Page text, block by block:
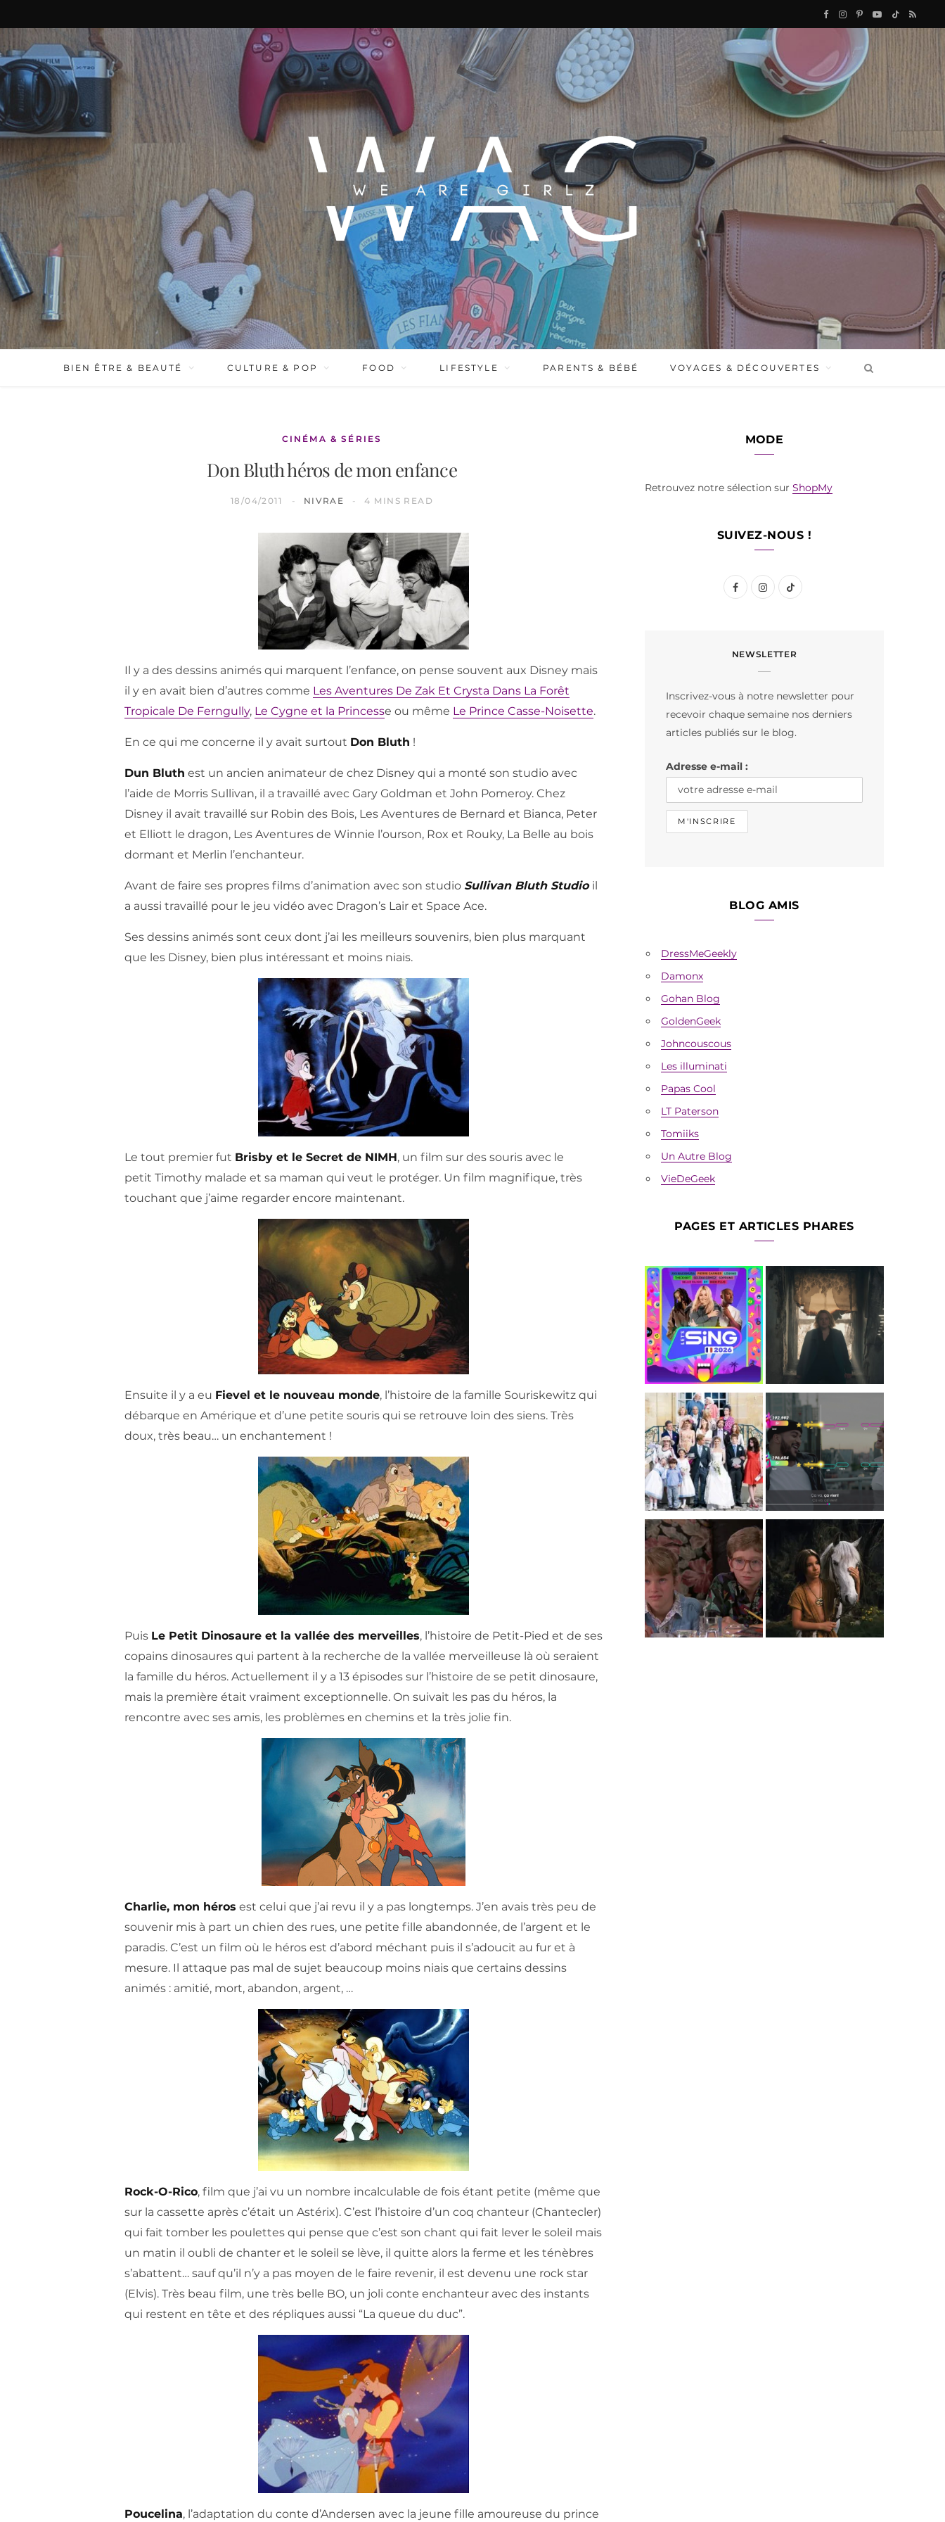
F
c
o
k
I
s
g
a
P
r
Y
b
e
T
k
R
BIEN ÊTRE & BEAUTÉ CULTURE & POP FOOD LIFESTYLE PARENTS & BÉBÉ VOYAGES & DÉCOUVERTES
CINÉMA & SÉRIES
Don Bluth héros de mon enfance
18/04/2011 NIVRAE 4 MINS READ
Il y a des dessins animés qui marquent l’enfance, on pense souvent aux Disney mais
il y en avait bien d’autres comme Les Aventures De Zak Et Crysta Dans La Forêt
Tropicale De Ferngully, Le Cygne et la Princesse ou même Le Prince Casse-Noisette.
En ce qui me concerne il y avait surtout Don Bluth !
Dun Bluth est un ancien animateur de chez Disney qui a monté son studio avec
l’aide de Morris Sullivan, il a travaillé avec Gary Goldman et John Pomeroy. Chez
Disney il avait travaillé sur Robin des Bois, Les Aventures de Bernard et Bianca, Peter
et Elliott le dragon, Les Aventures de Winnie l’ourson, Rox et Rouky, La Belle au bois
dormant et Merlin l’enchanteur.
Avant de faire ses propres films d’animation avec son studio Sullivan Bluth Studio il
a aussi travaillé pour le jeu vidéo avec Dragon’s Lair et Space Ace.
Ses dessins animés sont ceux dont j’ai les meilleurs souvenirs, bien plus marquant
que les Disney, bien plus intéressant et moins niais.
Le tout premier fut Brisby et le Secret de NIMH, un film sur des souris avec le
petit Timothy malade et sa maman qui veut le protéger. Un film magnifique, très
touchant que j’aime regarder encore maintenant.
Ensuite il y a eu Fievel et le nouveau monde, l’histoire de la famille Souriskewitz qui
débarque en Amérique et d’une petite souris qui se retrouve loin des siens. Très
doux, très beau… un enchantement !
Puis Le Petit Dinosaure et la vallée des merveilles, l’histoire de Petit-Pied et de ses
copains dinosaures qui partent à la recherche de la vallée merveilleuse là où seraient
la famille du héros. Actuellement il y a 13 épisodes sur l’histoire de se petit dinosaure,
mais la première était vraiment exceptionnelle. On suivait les pas du héros, la
rencontre avec ses amis, les problèmes en chemins et la très jolie fin.
Charlie, mon héros est celui que j’ai revu il y a pas longtemps. J’en avais très peu de
souvenir mis à part un chien des rues, une petite fille abandonnée, de l’argent et le
paradis. C’est un film où le héros est d’abord méchant puis il s’adoucit au fur et à
mesure. Il attaque pas mal de sujet beaucoup moins niais que certains dessins
animés : amitié, mort, abandon, argent, …
Rock-O-Rico, film que j’ai vu un nombre incalculable de fois étant petite (même que
sur la cassette après c’était un Astérix). C’est l’histoire d’un coq chanteur (Chantecler)
qui fait tomber les poulettes qui pense que c’est son chant qui fait lever le soleil mais
un matin il oubli de chanter et le soleil se lève, il quitte alors la ferme et les ténèbres
s’abattent… sauf qu’il n’y a pas moyen de le faire revenir, il est devenu une rock star
(Elvis). Très beau film, une très belle BO, un joli conte enchanteur avec des instants
qui restent en tête et des répliques aussi “La queue du duc”.
Poucelina, l’adaptation du conte d’Andersen avec la jeune fille amoureuse du prince
MODE
Retrouvez notre sélection sur ShopMy
SUIVEZ-NOUS !
F
e
o
I
t
r
m
T
T
NEWSLETTER
Inscrivez-vous à notre newsletter pour
recevoir chaque semaine nos derniers
articles publiés sur le blog.
Adresse e-mail :
BLOG AMIS
DressMeGeekly
Damonx
Gohan Blog
GoldenGeek
Johncouscous
Les illuminati
Papas Cool
LT Paterson
Tomiiks
Un Autre Blog
VieDeGeek
PAGES ET ARTICLES PHARES